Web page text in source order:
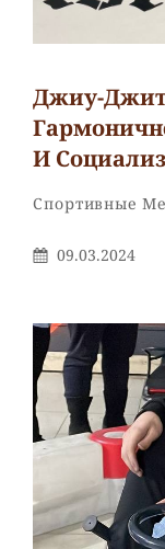
Джиу-
И
Рубрики
Спортивные
Опубликовано
09.03.2024